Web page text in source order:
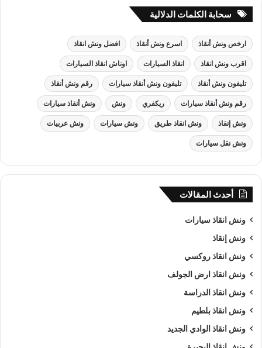
ونش انقاذ , ونش انقاذ سيارات
ونش انقاذ سيارات
من اهم اسباب نجاح شركة الرواد لـرفع و
سحابة الكلمات الدلالية
ارخص ونش أنقاذ اسرع ونش أنقاذ افضل ونش انقاذ
اقرب ونش انقاذ انقاذ السيارات اوناش انقاذ السيارات
تليفون ونش أنقاذ تليفون ونش أنقاذ سيارات رقم ونش أنقاذ
رقم ونش أنقاذ سيارات ريكفري ونش ونش أنقاذ سيارات
ونش إنقاذ ونش انقاذ طريق ونش سيارات ونش عربيات
ونش نقل سيارات
أحدث المقالات
ونش انقاذ سيارات
ونش إنقاذ
ونش انقاذ روكسي
ونش انقاذ ارض الجولف
ونش انقاذ الدراسة
ونش انقاذ بلطيم
ونش انقاذ الوادي الجديد